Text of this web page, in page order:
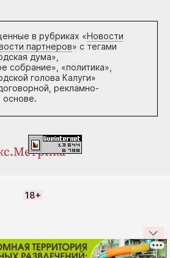
в рубриках «Новости
партнеров» с тегами
дума»,
собрание», «политика»,
голова Калуги»
рекламно-
основе.
18+